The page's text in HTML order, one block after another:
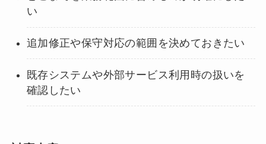
い
追加修正や保守対応の範囲を決めておきたい
既存システムや外部サービス利用時の扱いを
確認したい